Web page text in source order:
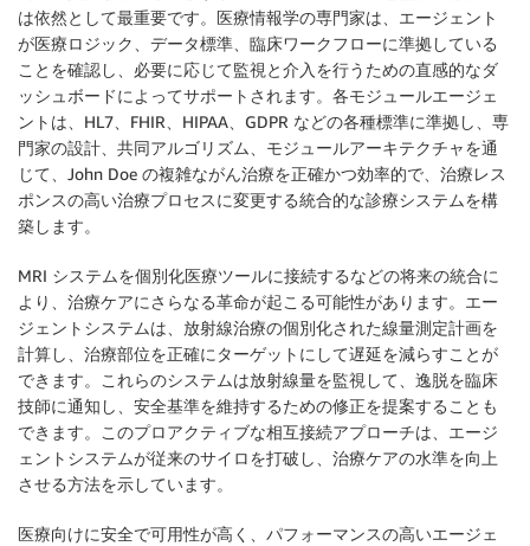
は依然として最重要です。医療情報学の専門家は、エージェント
が医療ロジック、データ標準、臨床ワークフローに準拠している
ことを確認し、必要に応じて監視と介入を行うための直感的なダ
ッシュボードによってサポートされます。各モジュールエージェ
ントは、HL7、FHIR、HIPAA、GDPR などの各種標準に準拠し、専
門家の設計、共同アルゴリズム、モジュールアーキテクチャを通
じて、John Doe の複雑ながん治療を正確かつ効率的で、治療レス
ポンスの高い治療プロセスに変更する統合的な診療システムを構
築します。
MRI システムを個別化医療ツールに接続するなどの将来の統合に
より、治療ケアにさらなる革命が起こる可能性があります。エー
ジェントシステムは、放射線治療の個別化された線量測定計画を
計算し、治療部位を正確にターゲットにして遅延を減らすことが
できます。これらのシステムは放射線量を監視して、逸脱を臨床
技師に通知し、安全基準を維持するための修正を提案することも
できます。このプロアクティブな相互接続アプローチは、エージ
ェントシステムが従来のサイロを打破し、治療ケアの水準を向上
させる方法を示しています。
医療向けに安全で可用性が高く、パフォーマンスの高いエージェ